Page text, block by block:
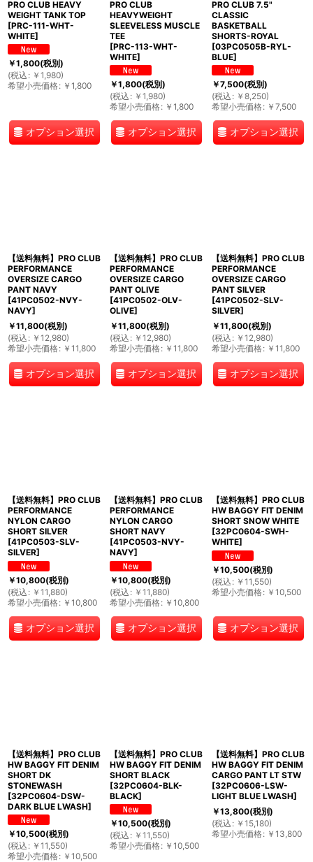
PRO CLUB HEAVY
WEIGHT TANK TOP
[PRC-111-WHT-
WHITE]
￥1,800(税別)
(税込 : ￥ 1,980)
希望小売価格: ￥ 1,800
オプション選択
PRO CLUB
HEAVYWEIGHT
SLEEVELESS MUSCLE
TEE
[PRC-113-WHT-
WHITE]
￥1,800(税別)
(税込 : ￥ 1,980)
希望小売価格: ￥ 1,800
オプション選択
PRO CLUB 7.5"
CLASSIC
BASKETBALL
SHORTS-ROYAL
[03PC0505B-RYL-
BLUE]
￥7,500(税別)
(税込 : ￥ 8,250)
希望小売価格: ￥ 7,500
オプション選択
【送料無料】PRO CLUB
PERFORMANCE
OVERSIZE CARGO
PANT NAVY
[41PC0502-NVY-
NAVY]
￥11,800(税別)
(税込 : ￥ 12,980)
希望小売価格: ￥ 11,800
オプション選択
【送料無料】PRO CLUB
PERFORMANCE
OVERSIZE CARGO
PANT OLIVE
[41PC0502-OLV-
OLIVE]
￥11,800(税別)
(税込 : ￥ 12,980)
希望小売価格: ￥ 11,800
オプション選択
【送料無料】PRO CLUB
PERFORMANCE
OVERSIZE CARGO
PANT SILVER
[41PC0502-SLV-
SILVER]
￥11,800(税別)
(税込 : ￥ 12,980)
希望小売価格: ￥ 11,800
オプション選択
【送料無料】PRO CLUB
PERFORMANCE
NYLON CARGO
SHORT SILVER
[41PC0503-SLV-
SILVER]
￥10,800(税別)
(税込 : ￥ 11,880)
希望小売価格: ￥ 10,800
オプション選択
【送料無料】PRO CLUB
PERFORMANCE
NYLON CARGO
SHORT NAVY
[41PC0503-NVY-
NAVY]
￥10,800(税別)
(税込 : ￥ 11,880)
希望小売価格: ￥ 10,800
オプション選択
【送料無料】PRO CLUB
HW BAGGY FIT DENIM
SHORT SNOW WHITE
[32PC0604-SWH-
WHITE]
￥10,500(税別)
(税込 : ￥ 11,550)
希望小売価格: ￥ 10,500
オプション選択
【送料無料】PRO CLUB
HW BAGGY FIT DENIM
SHORT DK
STONEWASH
[32PC0604-DSW-
DARK BLUE LWASH]
￥10,500(税別)
(税込 : ￥ 11,550)
希望小売価格: ￥ 10,500
【送料無料】PRO CLUB
HW BAGGY FIT DENIM
SHORT BLACK
[32PC0604-BLK-
BLACK]
￥10,500(税別)
(税込 : ￥ 11,550)
希望小売価格: ￥ 10,500
【送料無料】PRO CLUB
HW BAGGY FIT DENIM
CARGO PANT LT STW
[32PC0606-LSW-
LIGHT BLUE LWASH]
￥13,800(税別)
(税込 : ￥ 15,180)
希望小売価格: ￥ 13,800